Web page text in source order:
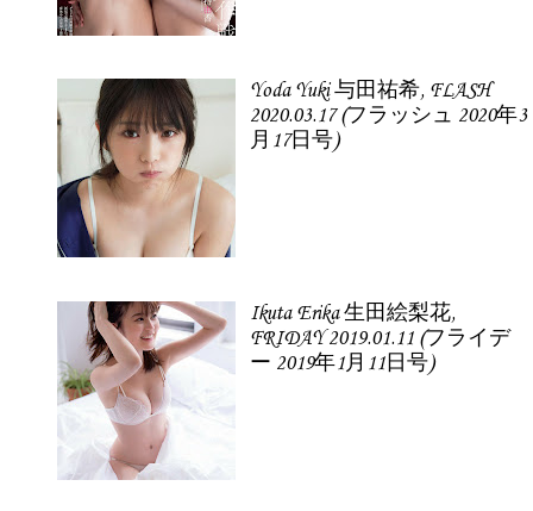
Yoda Yuki 与田祐希, FLASH
2020.03.17 (フラッシュ 2020年3
月17日号)
Ikuta Erika 生田絵梨花,
FRIDAY 2019.01.11 (フライデ
ー 2019年1月11日号)